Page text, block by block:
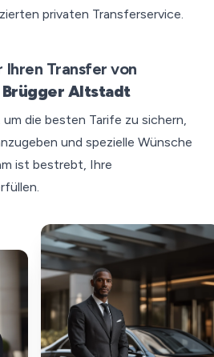
privaten Transferservice.
Transfer von
Brügger Altstadt
um die besten Tarife zu sichern,
und spezielle Wünsche
ist bestrebt, Ihre